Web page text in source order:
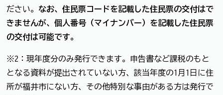
ださい。 なお、住民票コードを記載した住民票の交付はで
きませんが、個人番号（マイナンバー）を記載した住民票
の交付は可能です。
※2：現年度分のみ発行できます。申告書など課税のもと
となる資料が提出されていない方、該当年度の1月1日に住
所が福井市にない方、その他特別な事由がある方は発行で